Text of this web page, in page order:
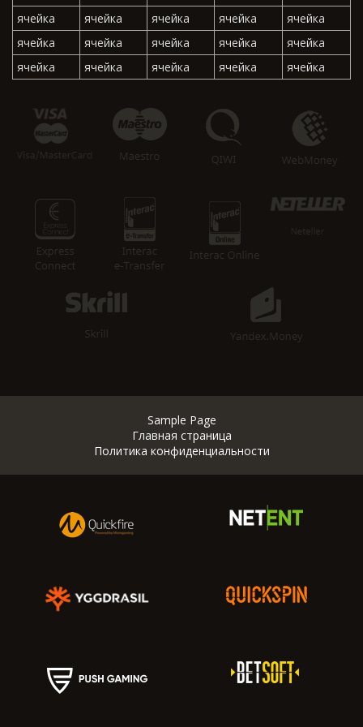
ячейка
ячейка ячейка ячейка
ячейка
ячейка
ячейка ячейка ячейка
ячейка
ячейка
ячейка ячейка ячейка ячейка
Sample Page
Главная страница
Политика конфиденциальности